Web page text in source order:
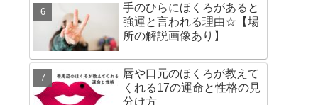
手のひらにほくろがあると
強運と言われる理由☆【場
所の解説画像あり】
唇や口元のほくろが教えて
くれる17の運命と性格の見
分け方